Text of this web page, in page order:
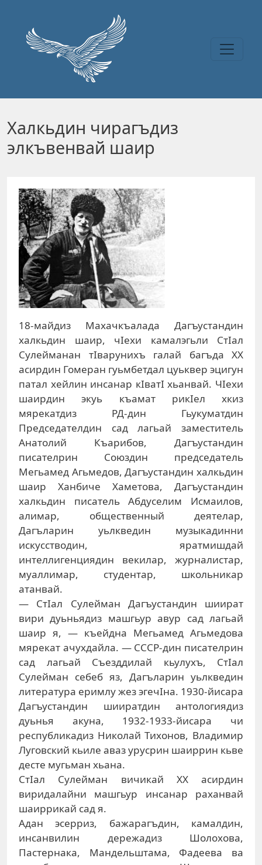
Халкьдин чирагъдиз
элкъвенвай шаир
18-майдиз Махачкъалада Дагъустандин
халкьдин шаир, чIехи камалэгьли СтIал
Сулейманан тIварунихъ галай багъда XX
асирдин Гомеран гуьмбетдал цуьквер эцигун
патал хейлин инсанар кIватI хьанвай. ЧIехи
шаирдин экуь къамат рикIел хкиз
мярекатдиз РД-дин Гьукуматдин
Председателдин сад лагьай заместитель
Анатолий Къарибов, Дагъустандин
писателрин Союздин председатель
Мегьамед Агьмедов, Дагъустандин халкьдин
шаир Ханбиче Хаметова, Дагъустандин
халкьдин писатель Абдуселим Исмаилов,
алимар, общественный деятелар,
Дагъларин уьлкведин музыкадинни
искусстводин, яратмишдай
интеллигенциядин векилар, журналистар,
муаллимар, студентар, школьникар
атанвай.
— СтIал Сулейман Дагъустандин шиират
вири дуьньядиз машгьур авур сад лагьай
шаир я, — къейдна Мегьамед Агьмедова
мярекат ачухдайла. — СССР-дин писателрин
сад лагьай Съезддилай кьулухъ, СтIал
Сулейман себеб яз, Дагъларин уьлкведин
литература еримлу жез эгечIна. 1930-йисара
Дагъустандин шииратдин антологиядиз
дуьнья акуна, 1932-1933-йисара чи
республикадиз Николай Тихонов, Владимир
Луговский кьиле аваз урусрин шаиррин кьве
десте мугьман хьана.
СтIал Сулейман вичикай XX асирдин
виридалайни машгьур инсанар раханвай
шаиррикай сад я.
Адан эсерриз, бажарагъдин, камалдин,
инсанвилин дережадиз Шолохова,
Пастернака, Мандельштама, Фадеева ва